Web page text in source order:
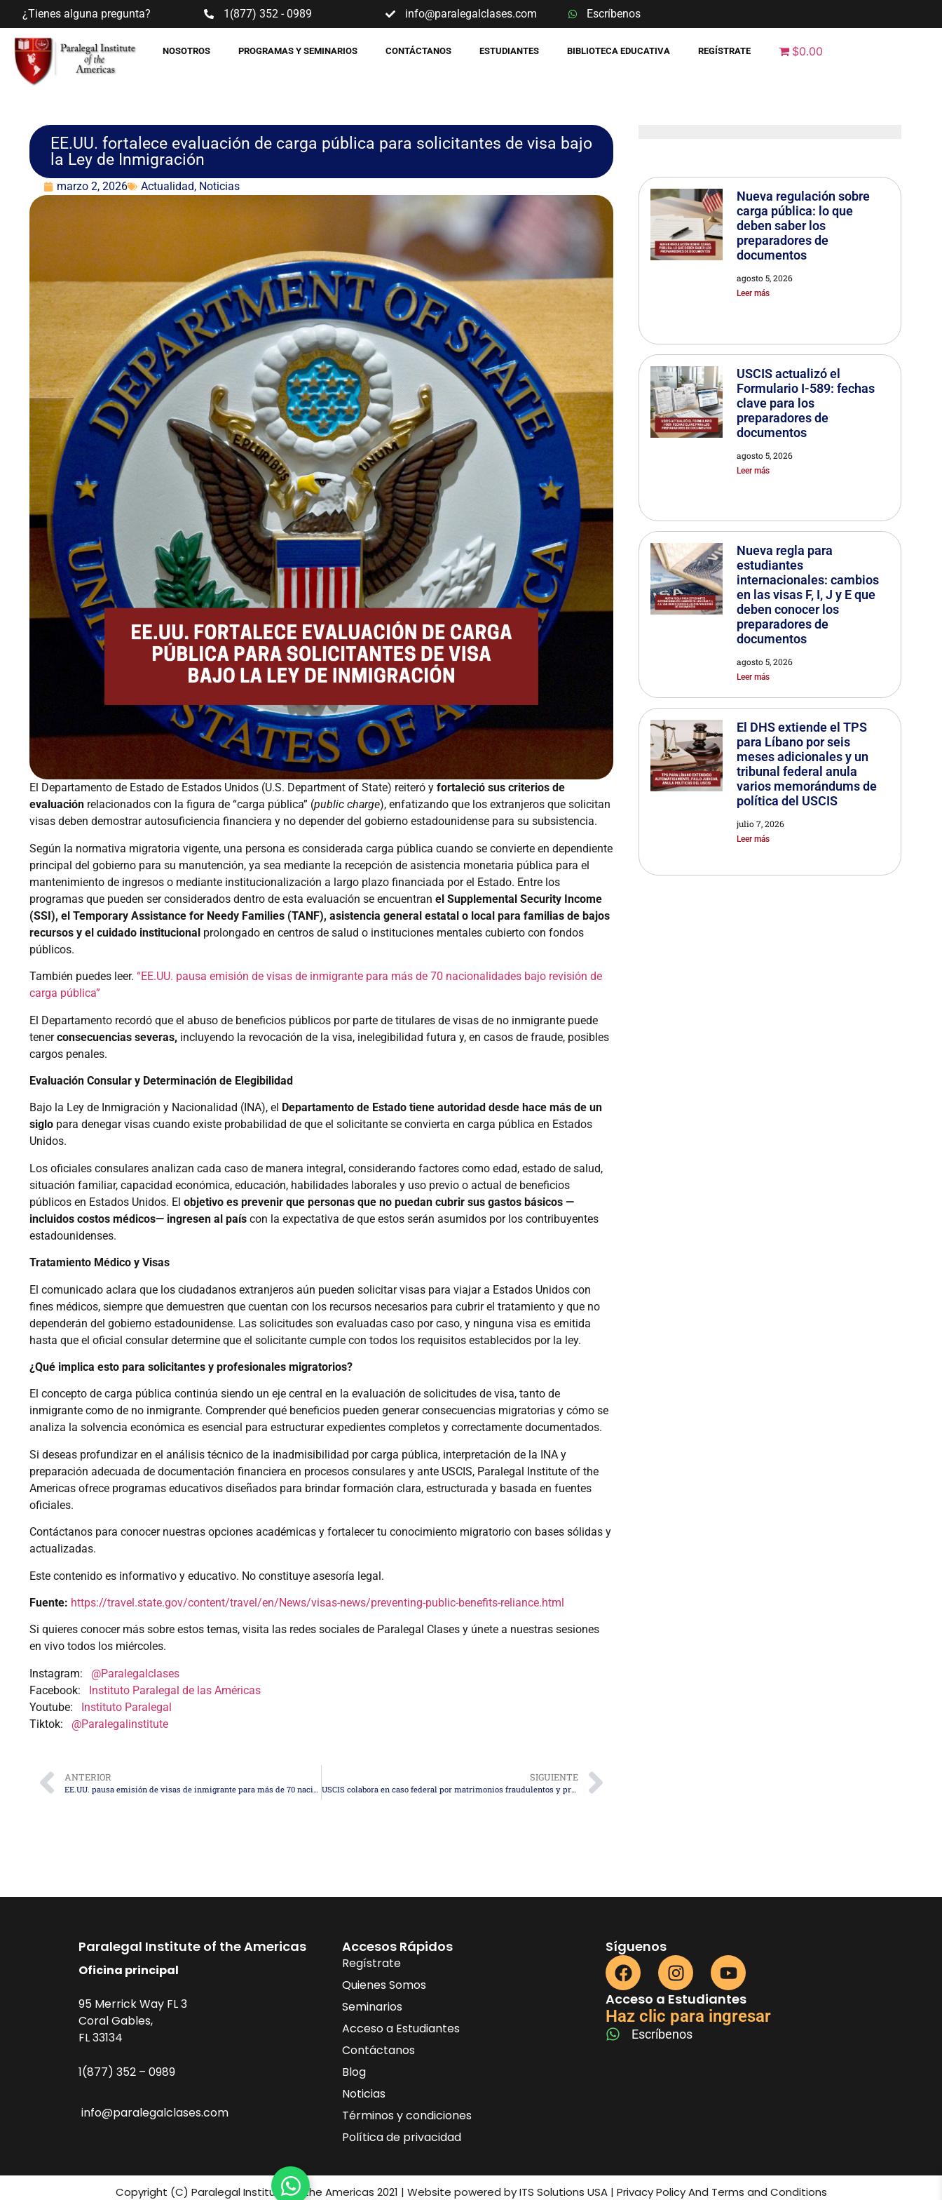
¿Tienes alguna pregunta? 1(877) 352 - 0989 info@paralegalclases.com Escríbenos
NOSOTROS PROGRAMAS Y SEMINARIOS CONTÁCTANOS ESTUDIANTES BIBLIOTECA EDUCATIVA REGÍSTRATE $0.00
EE.UU. fortalece evaluación de carga pública para solicitantes de visa bajo
la Ley de Inmigración
marzo 2, 2026 Actualidad, Noticias
El Departamento de Estado de Estados Unidos (U.S. Department of State) reiteró y fortaleció sus criterios de
evaluación relacionados con la figura de “carga pública” (public charge), enfatizando que los extranjeros que solicitan
visas deben demostrar autosuficiencia financiera y no depender del gobierno estadounidense para su subsistencia.
Según la normativa migratoria vigente, una persona es considerada carga pública cuando se convierte en dependiente
principal del gobierno para su manutención, ya sea mediante la recepción de asistencia monetaria pública para el
mantenimiento de ingresos o mediante institucionalización a largo plazo financiada por el Estado. Entre los
programas que pueden ser considerados dentro de esta evaluación se encuentran el Supplemental Security Income
(SSI), el Temporary Assistance for Needy Families (TANF), asistencia general estatal o local para familias de bajos
recursos y el cuidado institucional prolongado en centros de salud o instituciones mentales cubierto con fondos
públicos.
También puedes leer. “EE.UU. pausa emisión de visas de inmigrante para más de 70 nacionalidades bajo revisión de
carga pública”
El Departamento recordó que el abuso de beneficios públicos por parte de titulares de visas de no inmigrante puede
tenerconsecuencias severas, incluyendo la revocación de la visa, inelegibilidad futura y, en casos de fraude, posibles
cargos penales.
Evaluación Consular y Determinación de Elegibilidad
Bajo la Ley de Inmigración y Nacionalidad (INA), el Departamento de Estado tiene autoridad desde hace más de un
siglo para denegar visas cuando existe probabilidad de que el solicitante se convierta en carga pública en Estados
Unidos.
Los oficiales consulares analizan cada caso de manera integral, considerando factores como edad, estado de salud,
situación familiar, capacidad económica, educación, habilidades laborales y uso previo o actual de beneficios
públicos en Estados Unidos. El objetivo es prevenir que personas que no puedan cubrir sus gastos básicos —
incluidos costos médicos— ingresen al país con la expectativa de que estos serán asumidos por los contribuyentes
estadounidenses.
Tratamiento Médico y Visas
El comunicado aclara que los ciudadanos extranjeros aún pueden solicitar visas para viajar a Estados Unidos con
fines médicos, siempre que demuestren que cuentan con los recursos necesarios para cubrir el tratamiento y que no
dependerán del gobierno estadounidense. Las solicitudes son evaluadas caso por caso, y ninguna visa es emitida
hasta que el oficial consular determine que el solicitante cumple con todos los requisitos establecidos por la ley.
¿Qué implica esto para solicitantes y profesionales migratorios?
El concepto de carga pública continúa siendo un eje central en la evaluación de solicitudes de visa, tanto de
inmigrante como de no inmigrante. Comprender qué beneficios pueden generar consecuencias migratorias y cómo se
analiza la solvencia económica es esencial para estructurar expedientes completos y correctamente documentados.
Si deseas profundizar en el análisis técnico de la inadmisibilidad por carga pública, interpretación de la INA y
preparación adecuada de documentación financiera en procesos consulares y ante USCIS, Paralegal Institute of the
Americas ofrece programas educativos diseñados para brindar formación clara, estructurada y basada en fuentes
oficiales.
Contáctanos para conocer nuestras opciones académicas y fortalecer tu conocimiento migratorio con bases sólidas y
actualizadas.
Este contenido es informativo y educativo. No constituye asesoría legal.
Fuente: https://travel.state.gov/content/travel/en/News/visas-news/preventing-public-benefits-reliance.html
Si quieres conocer más sobre estos temas, visita las redes sociales de Paralegal Clases y únete a nuestras sesiones
en vivo todos los miércoles.
Instagram: @Paralegalclases
Facebook: Instituto Paralegal de las Américas
Youtube: Instituto Paralegal
Tiktok: @Paralegalinstitute
ANTERIOR
EE.UU. pausa emisión de visas de inmigrante para más de 70 nacionalidades bajo revisión de carga pública
SIGUIENTE
USCIS colabora en caso federal por matrimonios fraudulentos y presunto soborno a funcionario público
Nueva regulación sobre
carga pública: lo que
deben saber los
preparadores de
documentos
agosto 5, 2026
Leer más
USCIS actualizó el
Formulario I-589: fechas
clave para los
preparadores de
documentos
agosto 5, 2026
Leer más
Nueva regla para
estudiantes
internacionales: cambios
en las visas F, I, J y E que
deben conocer los
preparadores de
documentos
agosto 5, 2026
Leer más
El DHS extiende el TPS
para Líbano por seis
meses adicionales y un
tribunal federal anula
varios memorándums de
política del USCIS
julio 7, 2026
Leer más
Paralegal Institute of the Americas
Oficina principal
95 Merrick Way FL 3
Coral Gables,
FL 33134
1(877) 352 – 0989
info@paralegalclases.com
Accesos Rápidos
Regístrate
Quienes Somos
Seminarios
Acceso a Estudiantes
Contáctanos
Blog
Noticias
Términos y condiciones
Política de privacidad
Síguenos
Acceso a Estudiantes
Haz clic para ingresar
Escríbenos
Copyright (C) Paralegal Institute fo the Americas 2021 | Website powered by ITS Solutions USA | Privacy Policy And Terms and Conditions